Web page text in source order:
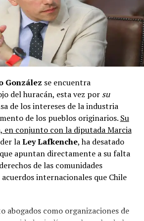
que informa del recorte a todos
de Chile. Pensamos que no
los 116 mil millones de pesos
destacó la importancia de
dentro del consejo, para
municipales en ejecución y
continúen.
Cabello , lamentó los recortes y
en ejecución deben ser
ya viene priorizado
y si bien algunos fondos
comunitarias no se
es compleja»,
indicó Cabello,
sobre la posibilidad de nuevos
en la región, en especial en
la capacidad del gobernador para
González se encuentra
del huracán, esta vez por su
de los intereses de la industria
de los pueblos originarios. Su
en conjunto con la diputada Marcia
laLey Lafkenche, ha desatado
apuntan directamente a su falta
de las comunidades
internacionales que Chile
abogados como organizaciones de